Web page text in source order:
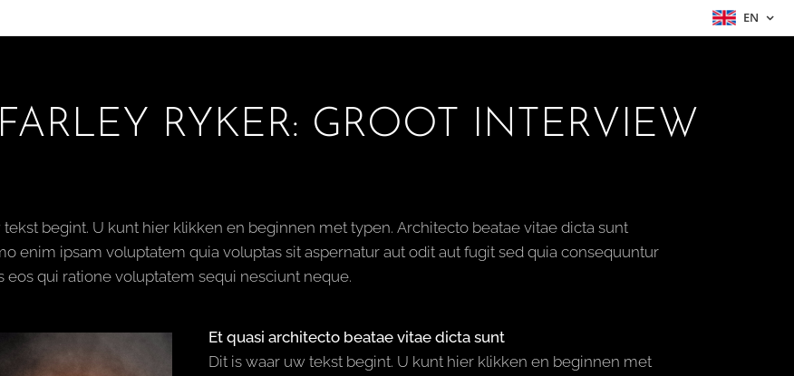
EN
RYKER: GROOT INTERVIEW
tekst begint. U kunt hier klikken en beginnen met typen. Architecto beatae vitae dicta sunt
enim ipsam voluptatem quia voluptas sit aspernatur aut odit aut fugit sed quia consequuntur
eos qui ratione voluptatem sequi nesciunt neque.
Et quasi architecto beatae vitae dicta sunt
Dit is waar uw tekst begint. U kunt hier klikken en beginnen met